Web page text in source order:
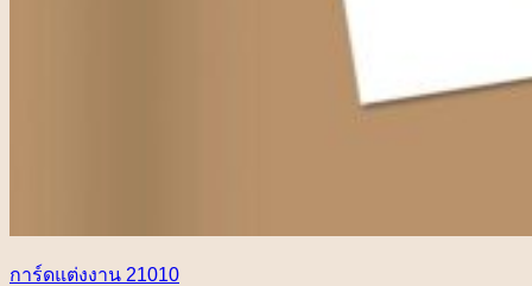
การ์ดแต่งงาน 21010